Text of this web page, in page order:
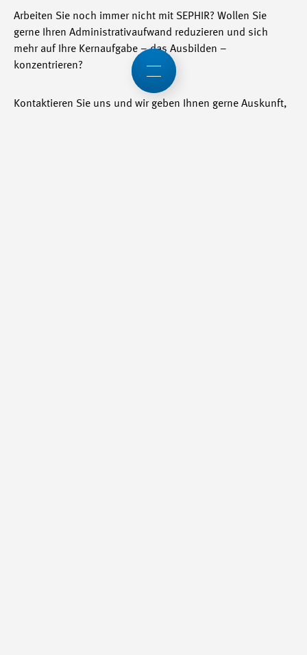
Arbeiten Sie noch immer nicht mit SEPHIR? Wollen Sie
gerne Ihren Administrativaufwand reduzieren und sich
mehr auf Ihre Kernaufgabe – das Ausbilden –
konzentrieren?
Kontaktieren Sie uns und wir geben Ihnen gerne Auskunft,